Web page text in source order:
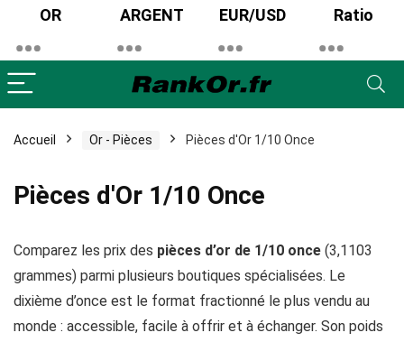
OR ARGENT EUR/USD Ratio
Accueil Or - Pièces Pièces d'Or 1/10 Once
Pièces d'Or 1/10 Once
Comparez les prix des pièces d’or de 1/10 once (3,1103
grammes) parmi plusieurs boutiques spécialisées. Le
dixième d’once est le format fractionné le plus vendu au
monde : accessible, facile à offrir et à échanger. Son poids